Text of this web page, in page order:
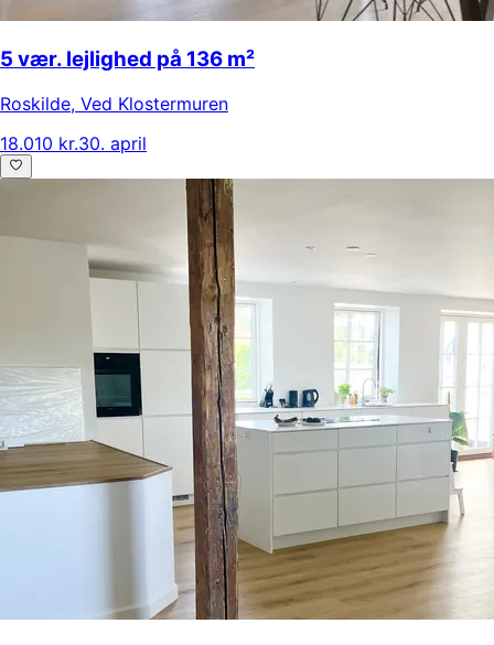
5 vær. lejlighed på 136 m²
Roskilde, Ved Klostermuren
18.010 kr.30. april